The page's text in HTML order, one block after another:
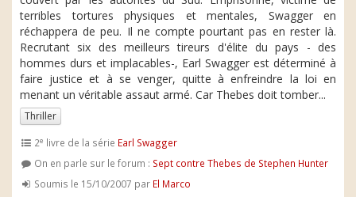
terribles tortures physiques et mentales, Swagger en
réchappera de peu. Il ne compte pourtant pas en rester là.
Recrutant six des meilleurs tireurs d'élite du pays - des
hommes durs et implacables-, Earl Swagger est déterminé à
faire justice et à se venger, quitte à enfreindre la loi en
menant un véritable assaut armé. Car Thebes doit tomber...
Thriller
2e livre de la série Earl Swagger
On en parle sur le forum : Sept contre Thebes de Stephen Hunter
Soumis le 15/10/2007 par El Marco